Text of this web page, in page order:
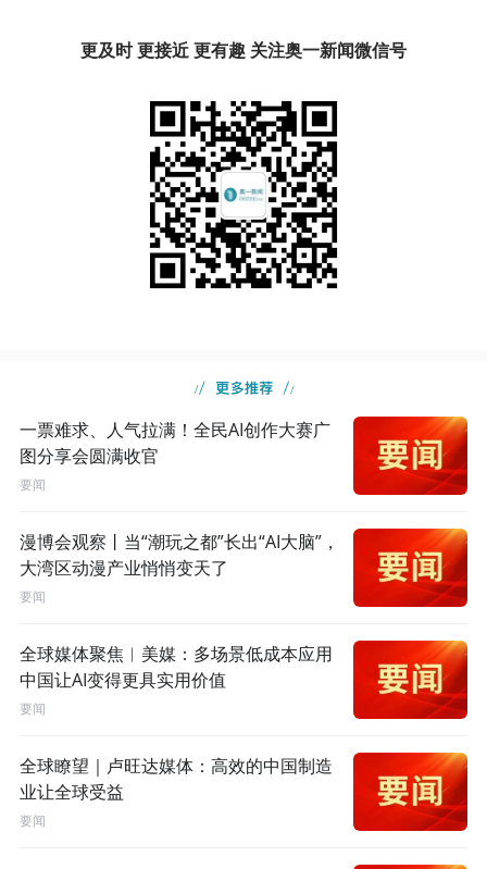
更及时 更接近 更有趣 关注奥一新闻微信号
一票难求、人气拉满！全民AI创作大赛广
图分享会圆满收官
要闻
漫博会观察丨当“潮玩之都”长出“AI大脑”，
大湾区动漫产业悄悄变天了
要闻
全球媒体聚焦︱美媒：多场景低成本应用
中国让AI变得更具实用价值
要闻
全球瞭望｜卢旺达媒体：高效的中国制造
业让全球受益
要闻